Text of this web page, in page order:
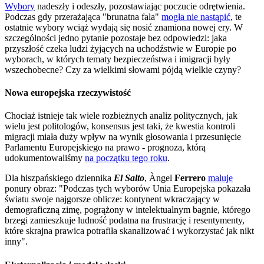
Wybory nadeszły i odeszły, pozostawiając poczucie odrętwienia.
Podczas gdy przerażająca "brunatna fala" mogła nie nastąpić, te
ostatnie wybory wciąż wydają się nosić znamiona nowej ery. W
szczególności jedno pytanie pozostaje bez odpowiedzi: jaka
przyszłość czeka ludzi żyjących na uchodźstwie w Europie po
wyborach, w których tematy bezpieczeństwa i imigracji były
wszechobecne? Czy za wielkimi słowami pójdą wielkie czyny?
Nowa europejska rzeczywistość
Chociaż istnieje tak wiele rozbieżnych analiz politycznych, jak
wielu jest politologów, konsensus jest taki, że kwestia kontroli
migracji miała duży wpływ na wynik głosowania i przesunięcie
Parlamentu Europejskiego na prawo - prognoza, którą
udokumentowaliśmy na początku tego roku.
Dla hiszpańskiego dziennika El Salto, Àngel Ferrero maluje
ponury obraz: "Podczas tych wyborów Unia Europejska pokazała
światu swoje najgorsze oblicze: kontynent wkraczający w
demograficzną zimę, pogrążony w intelektualnym bagnie, którego
brzegi zamieszkuje ludność podatna na frustrację i resentymenty,
które skrajna prawica potrafiła skanalizować i wykorzystać jak nikt
inny".